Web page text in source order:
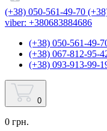
(+38) 050-561-49-70
viber: +380683884686
(+38) 050-561-49-
(+38) 067-812-95-
(+38) 093-913-99-
0
0 грн.